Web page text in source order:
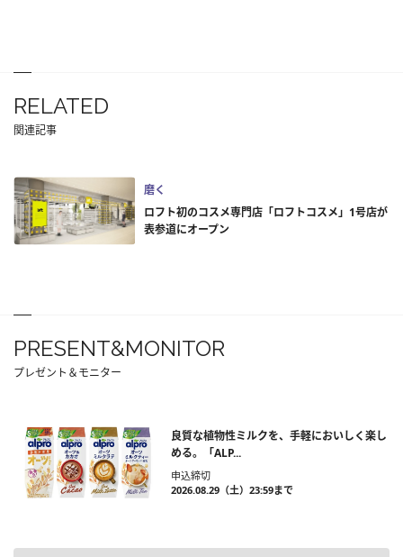
RELATED
関連記事
磨く
ロフト初のコスメ専門店「ロフトコスメ」1号店が
表参道にオープン
PRESENT&MONITOR
プレゼント＆モニター
良質な植物性ミルクを、手軽においしく楽し
める。「ALP...
申込締切
2026.08.29（土）23:59まで